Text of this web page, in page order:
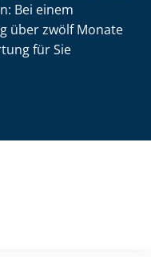
Bei einem
über zwölf Monate
für Sie